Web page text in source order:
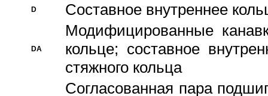
D Составное внутреннее
DA
Модифицированные
кольце; составное
стяжного кольца
Согласованная пара